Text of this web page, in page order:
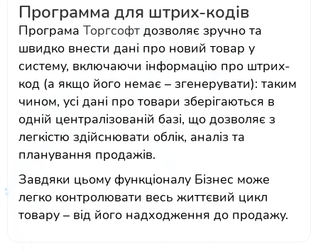
Программа для штрих-кодів
Програма Торгсофт дозволяє зручно та
швидко внести дані про новий товар у
систему, включаючи інформацію про штрих-
код (а якщо його немає – згенерувати): таким
чином, усі дані про товари зберігаються в
одній централізованій базі, що дозволяє з
легкістю здійснювати облік, аналіз та
планування продажів.
Завдяки цьому функціоналу Бізнес може
легко контролювати весь життєвий цикл
товару – від його надходження до продажу.